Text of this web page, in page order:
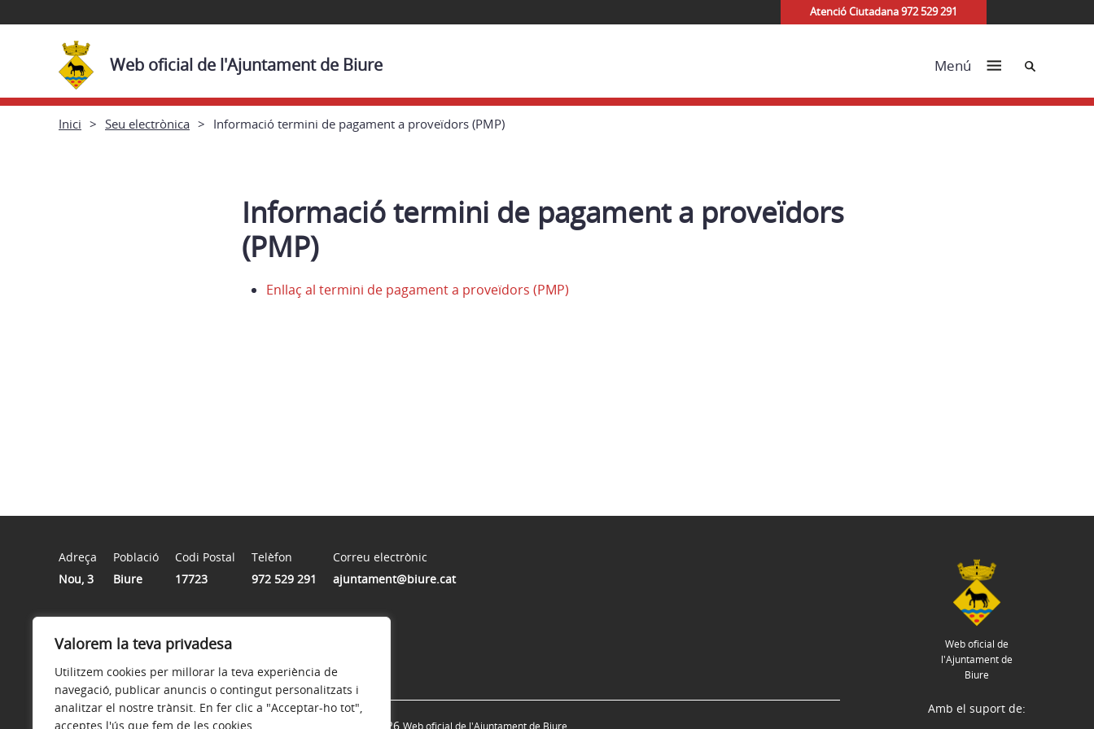
Valorem la teva privadesa
Utilitzem cookies per millorar la teva experiència de
navegació, publicar anuncis o contingut personalitzats i
analitzar el nostre trànsit. En fer clic a "Acceptar-ho tot",
acceptes l'ús que fem de les cookies.
Atenció Ciutadana 972 529 291
Web oficial de l'Ajuntament de Biure Menú Cerca
Inici Seu electrònica Informació termini de pagament a proveïdors (PMP)
Informació termini de pagament a proveïdors
(PMP)
Enllaç al termini de pagament a proveïdors (PMP)
Adreça
Nou, 3
Població
Biure
Codi Postal
17723
Telèfon
972 529 291
Correu electrònic
ajuntament@biure.cat
Dilluns i dimecres de 6 a 8 de la tarda.
Web oficial de
l'Ajuntament de
Biure
Avís legal Política de privacitat © 2026
Amb el suport de: